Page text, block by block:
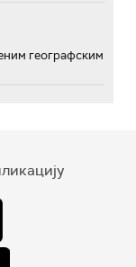
географским